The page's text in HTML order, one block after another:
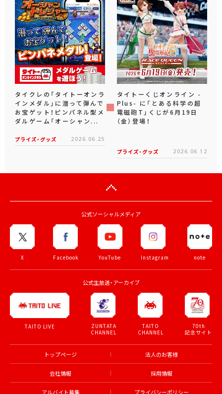
タイクレの「タイトーオンラ
インメダル」に潜って弾んで
お宝ゲット！ピンパネル型メ
ダルゲーム「オーシャン...
プライズ・グッズ 2026.06.25
タイトーくじオンライン -
Plus- に「とある科学の超
電磁砲T」くじが6月19日
（金）登場！
プライズ・グッズ 2026.06.12
公式ソーシャルメディア
X Facebook YouTube Instagram note
公式生放送・アーカイブ
TAITO LIVE
ZUNTATA
CHANNEL
TAITO
CHANNEL
70th
記念サイト
トップページ 法人のお客様
会社情報 採用情報